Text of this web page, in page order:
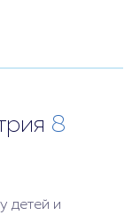
8
детей и